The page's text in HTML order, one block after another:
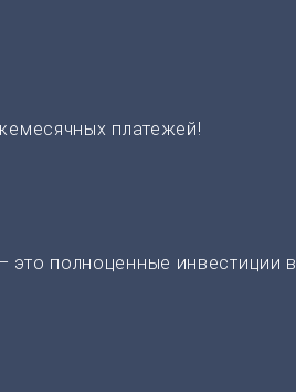
платежей!
это полноценные инвестиции в